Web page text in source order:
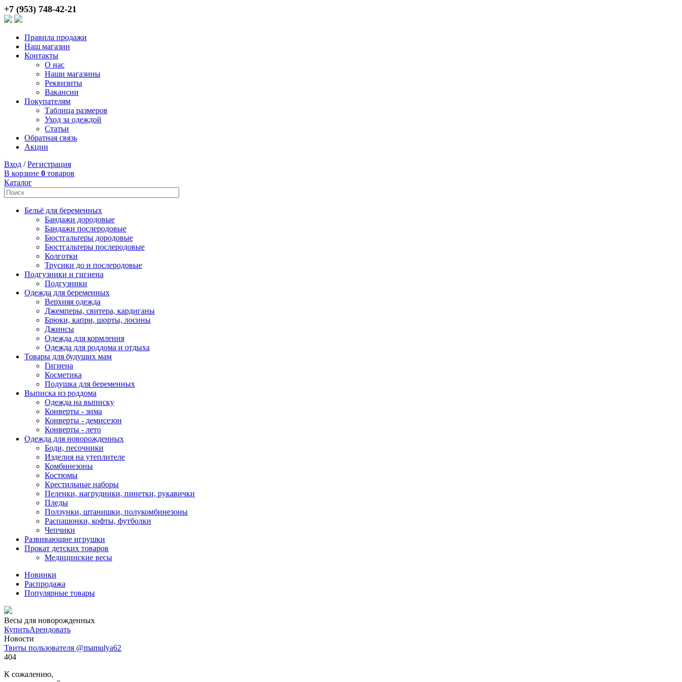
+7 (953) 748-42-21
Правила продажи
Наш магазин
Контакты
О нас
Наши магазины
Реквизиты
Вакансии
Покупателям
Таблица размеров
Уход за одеждой
Статьи
Обратная связь
Акции
Вход /Регистрация
В корзине 0 товаров
Каталог
Бельё для беременных
Бандажи дородовые
Бандажи послеродовые
Бюстгальтеры дородовые
Бюстгальтеры послеродовые
Колготки
Трусики до и послеродовые
Подгузники и гигиена
Подгузники
Одежда для беременных
Верхняя одежда
Джемперы, свитера, кардиганы
Брюки, капри, шорты, лосины
Джинсы
Одежда для кормления
Одежда для роддома и отдыха
Товары для будущих мам
Гигиена
Косметика
Подушка для беременных
Выписка из роддома
Одежда на выписку
Конверты - зима
Конверты - демисезон
Конверты - лето
Одежда для новорожденных
Боди, песочники
Изделия на утеплителе
Комбинезоны
Костюмы
Крестильные наборы
Пеленки, нагрудники, пинетки, рукавички
Пледы
Ползунки, штанишки, полукомбинезоны
Распашонки, кофты, футболки
Чепчики
Развивающие игрушки
Прокат детских товаров
Медицинские весы
Новинки
Распродажа
Популярные товары
Весы для новорожденных
КупитьАрендовать
Новости
Твиты пользователя @mamulya62
404
К сожалению,